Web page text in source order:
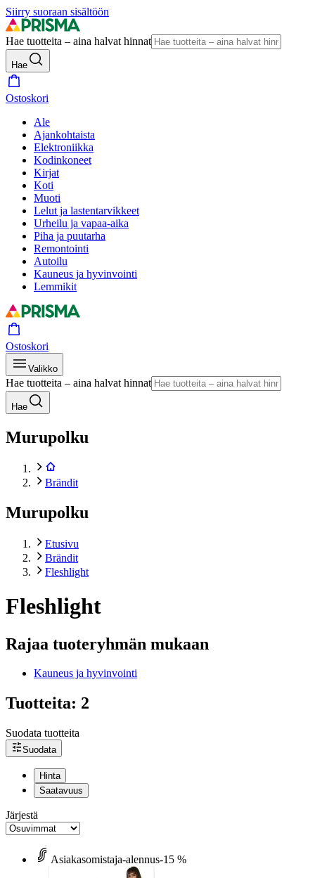
Siirry suoraan sisältöön
Hae tuotteita – aina halvat hinnat
Hae
Ostoskori
Ale
Ajankohtaista
Elektroniikka
Kodinkoneet
Kirjat
Koti
Muoti
Lelut ja lastentarvikkeet
Urheilu ja vapaa-aika
Piha ja puutarha
Remontointi
Autoilu
Kauneus ja hyvinvointi
Lemmikit
Ostoskori
Valikko
Hae tuotteita – aina halvat hinnat
Hae
Murupolku
Brändit
Murupolku
Etusivu
Brändit
Fleshlight
Fleshlight
Rajaa tuoteryhmän mukaan
Kauneus ja hyvinvointi
Tuotteita: 2
Suodata tuotteita
Suodata
Hinta
Saatavuus
Järjestä
Asiakasomistaja-alennus-15 %